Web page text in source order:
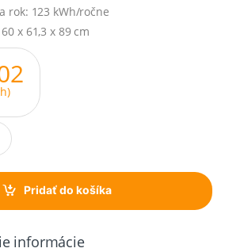
rok: 123 kWh/ročne
x 61,3 x 89 cm
Pridať do košíka
informácie